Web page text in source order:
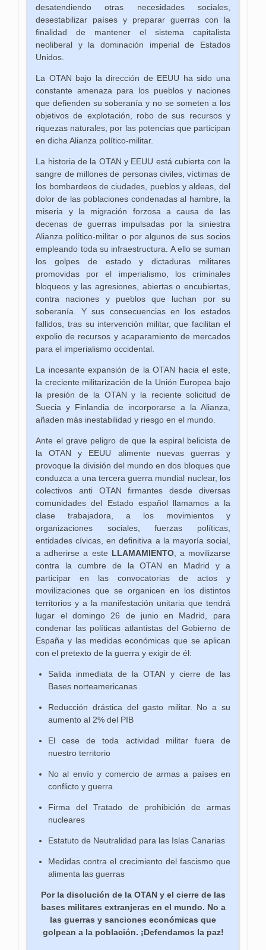
desatendiendo otras necesidades sociales,
desestabilizar países y preparar guerras con la
finalidad de mantener el sistema capitalista
neoliberal y la dominación imperial de Estados
Unidos.
La OTAN bajo la dirección de EEUU ha sido una
constante amenaza para los pueblos y naciones
que defienden su soberanía y no se someten a los
objetivos de explotación, robo de sus recursos y
riquezas naturales, por las potencias que participan
en dicha Alianza político-militar.
La historia de la OTAN y EEUU está cubiertacon la
sangre de millones de personas civiles, víctimas de
los bombardeos de ciudades, pueblos y aldeas, del
dolor de las poblaciones condenadas al hambre, la
miseria y la migración forzosa a causa de las
decenas de guerras impulsadas por la siniestra
Alianza político-militar o por algunos de sus socios
empleando toda su infraestructura. A ello se suman
los golpes de estado y dictaduras militares
promovidas por el imperialismo, los criminales
bloqueos y las agresiones, abiertas o encubiertas,
contra naciones y pueblos que luchan por su
soberanía. Y sus consecuencias en los estados
fallidos, tras su intervención militar, que facilitan el
expolio de recursos y acaparamiento de mercados
para el imperialismo occidental.
La incesante expansión de la OTAN hacia el este,
la creciente militarización de la Unión Europea bajo
la presión de la OTAN y la reciente solicitud de
Suecia y Finlandia de incorporarse a la Alianza,
añaden más inestabilidad y riesgoen el mundo
Ante el grave peligro de que la espiral belicista de
la OTAN y EEUU alimente nuevas guerras y
provoque la división del mundo en dos bloques que
conduzca a una tercera guerra mundial nuclear, los
colectivos anti OTAN firmantes desde diversas
comunidades del Estado español llamamos a la
clase trabajadora, a los movimientos y
organizaciones sociales, fuerzas políticas,
entidades cívicas, en definitiva a la mayoría social,
a adherirse a este LLAMAMIENTO, a movilizarse
contra la cumbre de la OTAN en Madrid y a
participar en las convocatorias de actos y
movilizaciones que se organicen en los distintos
territorios y a la manifestación unitaria que tendrá
lugar el domingo 26 de junio en Madrid, para
condenar las políticas atlantistas delGobierno de
España y las medidas económicas que se aplican
con el pretexto de la guerra y exigir de él:
Salida inmediata de la OTAN y cierre de las
Bases norteamericanas
Reducción drástica del gasto militar. No a su
aumento al 2% del PIB
El cese de toda actividad militar fuera de
nuestro territorio
No al envío y comercio de armas a países en
conflicto y guerra
Firma del Tratado de prohibición de armas
nucleares
Estatuto de Neutralidad para las Islas Canarias
Medidas contra el crecimiento del fascismo que
alimenta las guerras
Por la disolución de la OTAN y el cierre de las
bases militares extranjeras en el mundo. No a
las guerras y sanciones económicas que
golpean a la población. ¡Defendamos la paz!